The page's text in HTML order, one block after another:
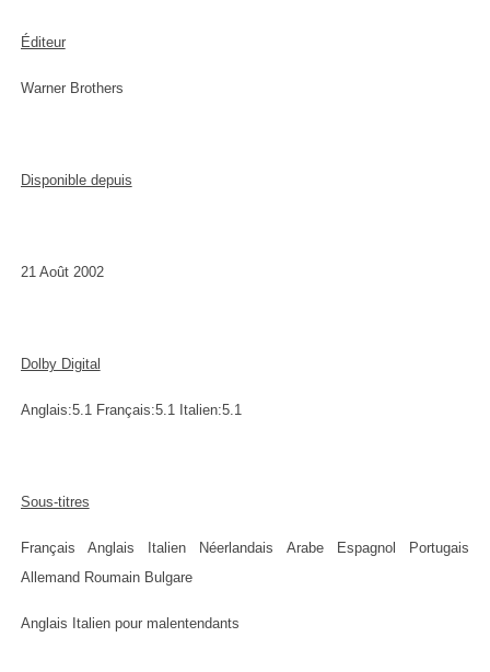
Éditeur
Warner Brothers
Disponible depuis
21 Août 2002
Dolby Digital
Anglais:5.1 Français:5.1 Italien:5.1
Sous-titres
Français Anglais Italien Néerlandais Arabe Espagnol Portugais
Allemand Roumain Bulgare
Anglais Italien pour malentendants